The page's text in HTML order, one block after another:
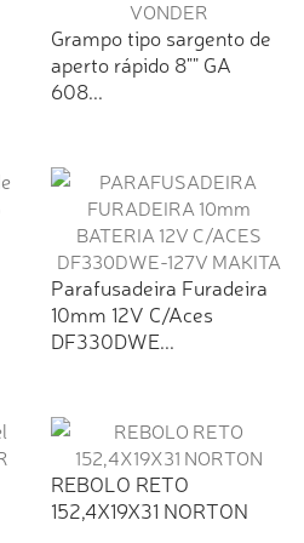
Grampo tipo sargento de
aperto rápido 8"" GA
608...
Parafusadeira Furadeira
10mm 12V C/Aces
DF330DWE...
REBOLO RETO
152,4X19X31 NORTON